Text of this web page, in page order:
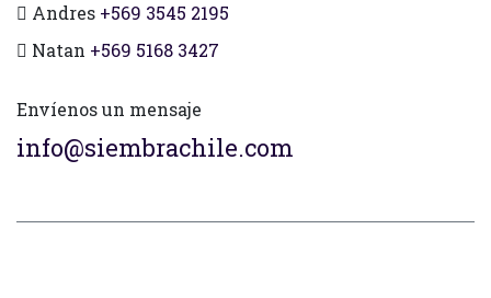
Andres +569 3545 2195
Natan +569 5168 3427
Envíenos un mensaje
info@siembrachile.com